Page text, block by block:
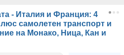
- Италия и Франция: 4
самолетен транспорт и
на Монако, Ница, Кан и